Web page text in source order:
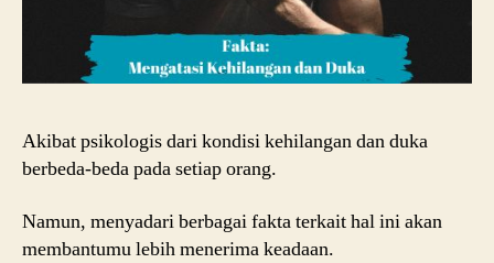
Akibat psikologis dari kondisi kehilangan dan duka
berbeda-beda pada setiap orang.
Namun, menyadari berbagai fakta terkait hal ini akan
membantumu lebih menerima keadaan.